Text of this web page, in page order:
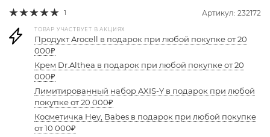
1 Артикул: 232172
ТОВАР УЧАСТВУЕТ В АКЦИЯХ
Продукт Arocell в подарок при любой покупке от 20
000₽
Крем Dr.Althea в подарок при любой покупке от 20
000₽
Лимитированный набор AXIS-Y в подарок при любой
покупке от 20 000₽
Косметичка Hey, Babes в подарок при любой покупке
от 10 000₽